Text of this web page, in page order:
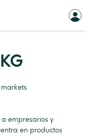
a empresarios y
en productos